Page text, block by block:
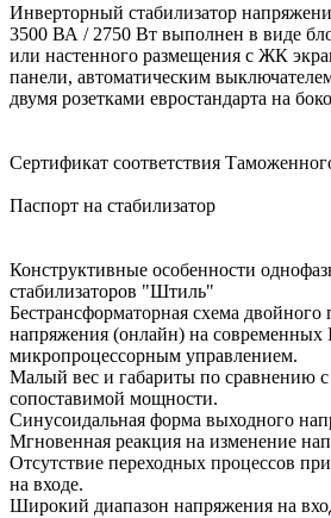
Инверторный стабилизатор
3500 ВА / 2750 Вт выполнен в виде
или настенного размещения с ЖК
панели, автоматическим
двумя розетками евростандарта на
Сертификат соответствия
Паспорт на стабилизатор
Конструктивные особенности
стабилизаторов "Штиль"
Бестрансформаторная схема двойного
напряжения (онлайн) на современных
микропроцессорным управлением.
Малый вес и габариты по сравнению с
сопоставимой мощности.
Синусоидальная форма выходного
Мгновенная реакция на изменение
Отсутствие переходных процессов
на входе.
Широкий диапазон напряжения на